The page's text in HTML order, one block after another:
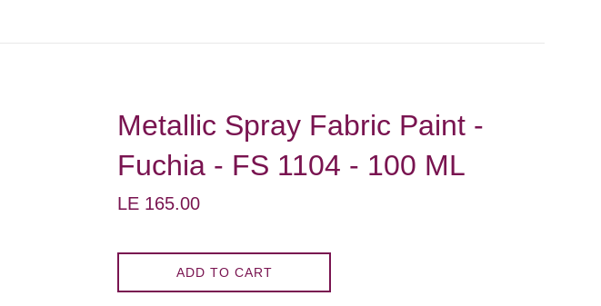
Metallic Spray Fabric Paint -
Fuchia - FS 1104 - 100 ML
Regular
LE 165.00
ADD TO CART